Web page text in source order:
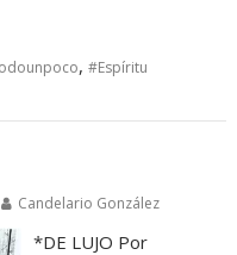
,#Espíritu
Candelario González
*DE LUJO Por